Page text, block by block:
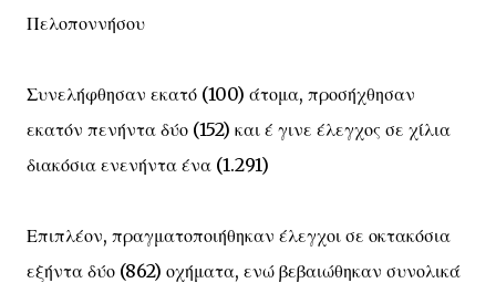
Πελοποννήσου
Συνελήφθησαν εκατό (100) άτομα, προσήχθησαν
εκατόν πενήντα δύο (152) και έ γινε έλεγχος σε χίλια
διακόσια ενενήντα ένα (1.291)
Επιπλέον, πραγματοποιήθηκαν έλεγχοι σε οκτακόσια
εξήντα δύο (862) οχήματα, ενώ βεβαιώθηκαν συνολικά